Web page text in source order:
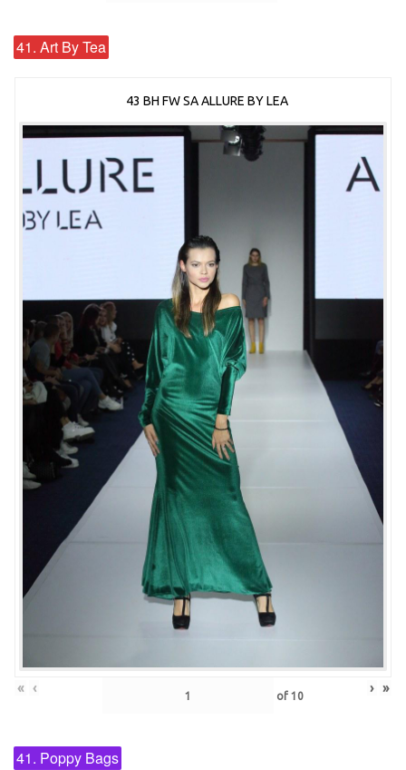
41. Art By Tea
43 BH FW SA ALLURE BY LEA
« ‹ of 10 › »
41. Poppy Bags